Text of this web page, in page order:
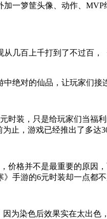
加一箩筐头像、动作、
从几百上千打到了不过百
绝对的仙品，让玩家们接
时装，只是给玩家们当福
为止，游戏已经推出了多
价格并不是最重要的原因
手游的6元时装却一点都
因为染色后效果实在太出